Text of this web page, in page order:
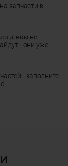
запчасти в
вам не
- они уже
- заполните